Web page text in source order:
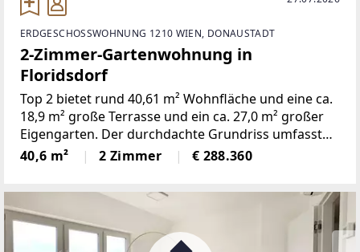
ERDGESCHOSSWOHNUNG 1210 WIEN, DONAUSTADT
2-Zimmer-Gartenwohnung in
Floridsdorf
Top 2 bietet rund 40,61 m² Wohnfläche und eine ca.
18,9 m² große Terrasse und ein ca. 27,0 m² großer
Eigengarten. Der durchdachte Grundriss umfasst
zwei Zimmer und verbindet eine offene Wohnküche
mit gut nutzbaren Privat- und Nebenräumen.Die
40,6 m² 2 Zimmer € 288.360